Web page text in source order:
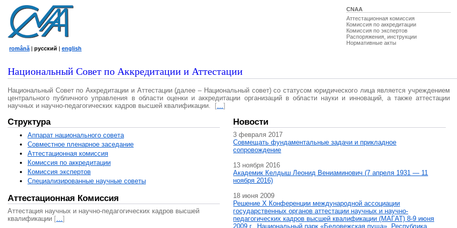
CNAA
Аттестационная комиссия
Комиссия по аккредитации
Комиссия по экспертов
Распоряжения, инструкции
Нормативные акты
română | русский | english
Национальный Совет по Аккредитации и Аттестации
Национальный Совет по Аккредитации и Аттестации (далее – Национальный совет) со статусом юридического лица является учреждением
центрального публичного управления в области оценки и аккредитации организаций в области науки и инноваций, а также аттестации
научных и научно-педагогических кадров высшей квалификации.
[…]
Структура
Аппарат национального совета
Совместное пленарное заседание
Аттестационная комисcия
Комиссия по аккредитации
Комиссия экспертов
Специализированные научные советы
Аттестационная Комиссия
Аттестация научных и научно-педагогических кадров высшей
квалификации […]
Новости
3 февраля 2017
Совмещать фундаментальные задачи и прикладное
сопровождение
13 ноября 2016
Академик Келдыш Леонид Вениаминович (7 апреля 1931 — 11
ноября 2016)
18 июня 2009
Решение X Конференции международной ассоциации
государственных органов аттестации научных и научно-
педагогических кадров высшей квалификации (МАГAT) 8-9 июня
2009 г., Национальный парк «Беловежская пуща», Республика